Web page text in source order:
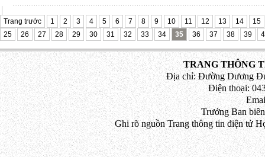
Trang trước 1 2 3 4 5 6 7 8 9 10 11 12 13 14
15
25
26 27 28 29 30 31 32 33 34 35 36 37 38 39
TRANG THÔNG
Địa chỉ: Đường Dương
Điện thoại:
Trưởng Ban
Ghi rõ nguồn Trang thông tin điện tử